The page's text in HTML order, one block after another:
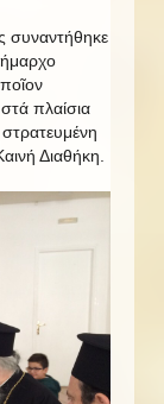
συναντήθηκε
πλαίσια
Διαθήκη.